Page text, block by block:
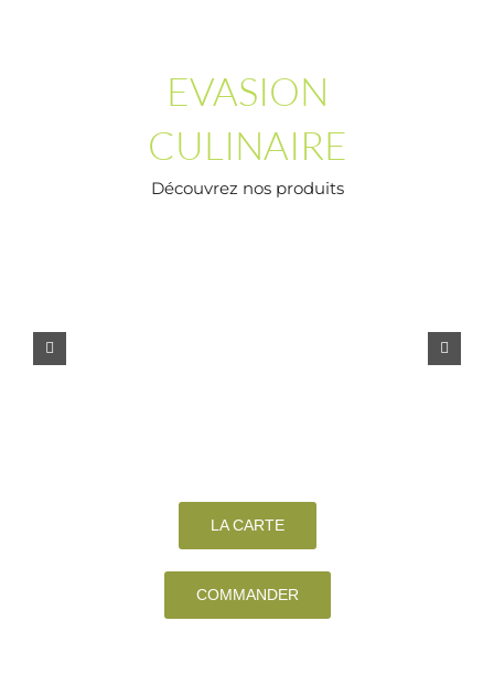
EVASION
CULINAIRE
Découvrez nos produits
LA CARTE
COMMANDER